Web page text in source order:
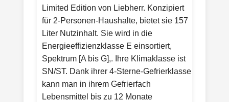
Limited Edition von Liebherr. Konzipiert
für 2-Personen-Haushalte, bietet sie 157
Liter Nutzinhalt. Sie wird in die
Energieeffizienzklasse E einsortiert,
Spektrum [A bis G],. Ihre Klimaklasse ist
SN/ST. Dank ihrer 4-Sterne-Gefrierklasse
kann man in ihrem Gefrierfach
Lebensmittel bis zu 12 Monate